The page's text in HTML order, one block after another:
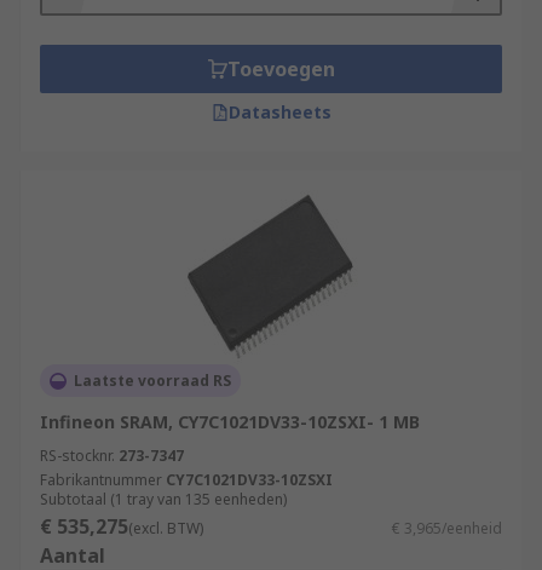
Toevoegen
Datasheets
Laatste voorraad RS
Infineon SRAM, CY7C1021DV33-10ZSXI- 1 MB
RS-stocknr. 273-7347
Fabrikantnummer CY7C1021DV33-10ZSXI
Subtotaal (1 tray van 135 eenheden)
€ 535,275(excl. BTW) € 3,965/eenheid
Aantal